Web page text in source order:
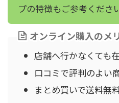
プの特徴もご参考くださ
オンライン購入のメ
店舗へ行かなくても
口コミで評判のよい
まとめ買いで送料無